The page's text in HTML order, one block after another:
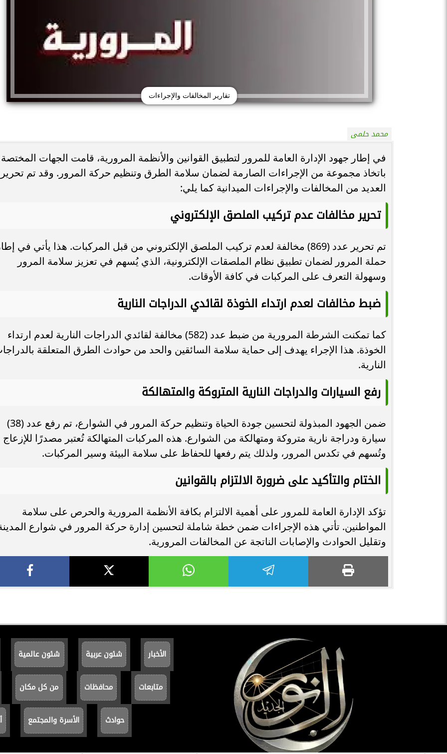
تقارير المخالفات والإجراءات
محمد حلمى
في إطار جهود الإدارة العامة للمرور لتطبيق القوانين والأنظمة المرورية، قامت الجهات المختصة
باتخاذ مجموعة من الإجراءات الصارمة لضمان سلامة الطرق وتنظيم حركة المرور. وقد تم تحرير
العديد من المخالفات والإجراءات الميدانية كما يلي:
تحرير مخالفات عدم تركيب الملصق الإلكتروني
تم تحرير عدد (869) مخالفة لعدم تركيب الملصق الإلكتروني من قبل المركبات. هذا يأتي في
حملة المرور لضمان تطبيق نظام الملصقات الإلكترونية، الذي يُسهم في تعزيز سلامة المرور
وسهولة التعرف على المركبات في كافة الأوقات.
ضبط مخالفات لعدم ارتداء الخوذة لقائدي الدراجات النارية
كما تمكنت الشرطة المرورية من ضبط عدد (582) مخالفة لقائدي الدراجات النارية لعدم ارتداء
الخوذة. هذا الإجراء يهدف إلى حماية سلامة السائقين والحد من حوادث الطرق المتعلقة
النارية.
رفع السيارات والدراجات النارية المتروكة والمتهالكة
ضمن الجهود المبذولة لتحسين جودة الحياة وتنظيم حركة المرور في الشوارع، تم رفع عدد (38)
سيارة ودراجة نارية متروكة ومتهالكة من الشوارع. هذه المركبات المتهالكة تُعتبر مصدرًا للإزعاج
وتُسهم في تكدس المرور، ولذلك يتم رفعها للحفاظ على سلامة البيئة وسير المركبات.
الختام والتأكيد على ضرورة الالتزام بالقوانين
تؤكد الإدارة العامة للمرور على أهمية الالتزام بكافة الأنظمة المرورية والحرص على سلامة
المواطنين. تأتي هذه الإجراءات ضمن خطة شاملة لتحسين إدارة حركة المرور في شوارع
وتقليل الحوادث والإصابات الناتجة عن المخالفات المرورية.
الأخبار شئون عربية شئون عالمية
متابعات محافظات من كل مكان
حوادث الأسرة والمجتمع